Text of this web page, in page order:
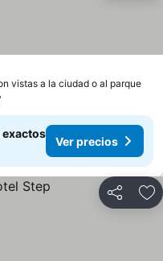
vistas a la ciudad o al parque
exactos
Ver precios
Compartir